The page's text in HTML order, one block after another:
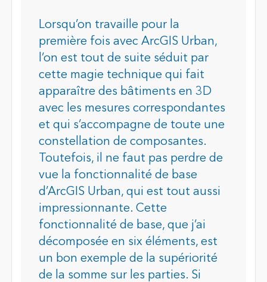
Lorsqu’on travaille pour la
première fois avec ArcGIS Urban,
l’on est tout de suite séduit par
cette magie technique qui fait
apparaître des bâtiments en 3D
avec les mesures correspondantes
et qui s’accompagne de toute une
constellation de composantes.
Toutefois, il ne faut pas perdre de
vue la fonctionnalité de base
d’ArcGIS Urban, qui est tout aussi
impressionnante. Cette
fonctionnalité de base, que j’ai
décomposée en six éléments, est
un bon exemple de la supériorité
de la somme sur les parties. Si